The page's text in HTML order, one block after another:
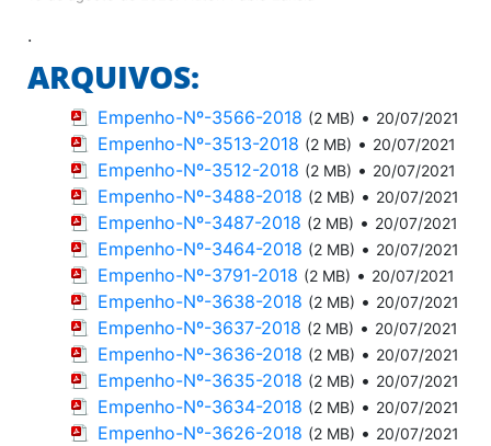
.
ARQUIVOS:
Empenho-Nº-3566-2018 (2 MB) • 20/07/2021
Empenho-Nº-3513-2018 (2 MB) • 20/07/2021
Empenho-Nº-3512-2018 (2 MB) • 20/07/2021
Empenho-Nº-3488-2018 (2 MB) • 20/07/2021
Empenho-Nº-3487-2018 (2 MB) • 20/07/2021
Empenho-Nº-3464-2018 (2 MB) • 20/07/2021
Empenho-Nº-3791-2018 (2 MB) • 20/07/2021
Empenho-Nº-3638-2018 (2 MB) • 20/07/2021
Empenho-Nº-3637-2018 (2 MB) • 20/07/2021
Empenho-Nº-3636-2018 (2 MB) • 20/07/2021
Empenho-Nº-3635-2018 (2 MB) • 20/07/2021
Empenho-Nº-3634-2018 (2 MB) • 20/07/2021
Empenho-Nº-3626-2018 (2 MB) • 20/07/2021